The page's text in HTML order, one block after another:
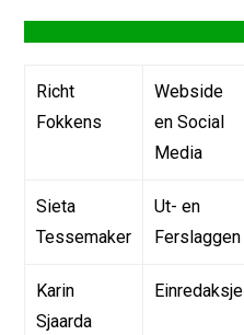
Richt
Fokkens
Webside
en Social
Media
Sieta
Tessemaker
Ut- en
Ferslaggen
Karin
Sjaarda
Einredaksje